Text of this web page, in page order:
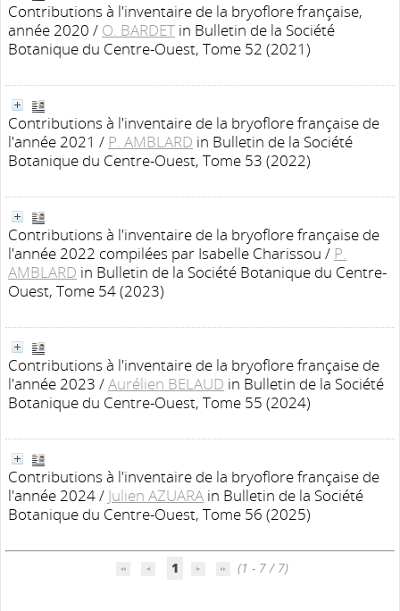
Contributions à l'inventaire de la bryoflore française,
année 2020 / O. BARDET in Bulletin de la Société
Botanique du Centre-Ouest, Tome 52 (2021)
Contributions à l'inventaire de la bryoflore française de
l'année 2021 / P. AMBLARD in Bulletin de la Société
Botanique du Centre-Ouest, Tome 53 (2022)
Contributions à l'inventaire de la bryoflore française de
l'année 2022 compilées par Isabelle Charissou / P.
AMBLARD in Bulletin de la Société Botanique du Centre-
Ouest, Tome 54 (2023)
Contributions à l'inventaire de la bryoflore française de
l'année 2023 /Aurélien BELAUD in Bulletin de la Société
Botanique du Centre-Ouest, Tome 55 (2024)
Contributions à l'inventaire de la bryoflore française de
l'année 2024/ Julien AZUARA in Bulletin de la Société
Botanique du Centre-Ouest, Tome 56 (2025)
1 (1 - 7 / 7)